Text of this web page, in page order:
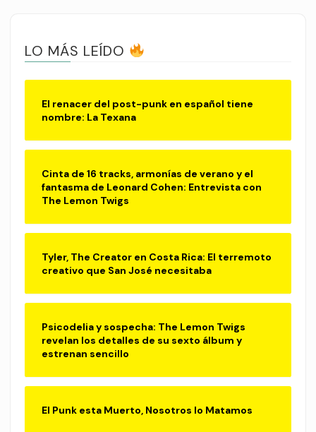
LO MÁS LEÍDO
El renacer del post-punk en español tiene
nombre: La Texana
Cinta de 16 tracks, armonías de verano y el
fantasma de Leonard Cohen: Entrevista con
The Lemon Twigs
Tyler, The Creator en Costa Rica: El terremoto
creativo que San José necesitaba
Psicodelia y sospecha: The Lemon Twigs
revelan los detalles de su sexto álbum y
estrenan sencillo
El Punk esta Muerto, Nosotros lo Matamos